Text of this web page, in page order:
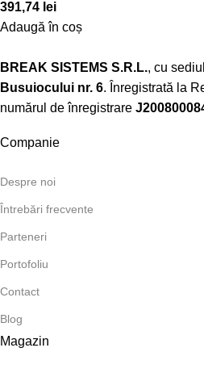
391,74 lei
Adaugă în coș
BREAK SISTEMS S.R.L., cu
Busuiocului nr. 6. Înregistrată la
numărul de înregistrare
Companie
Despre noi
Întrebări frecvente
Parteneri
Portofoliu
Contact
Blog
Magazin